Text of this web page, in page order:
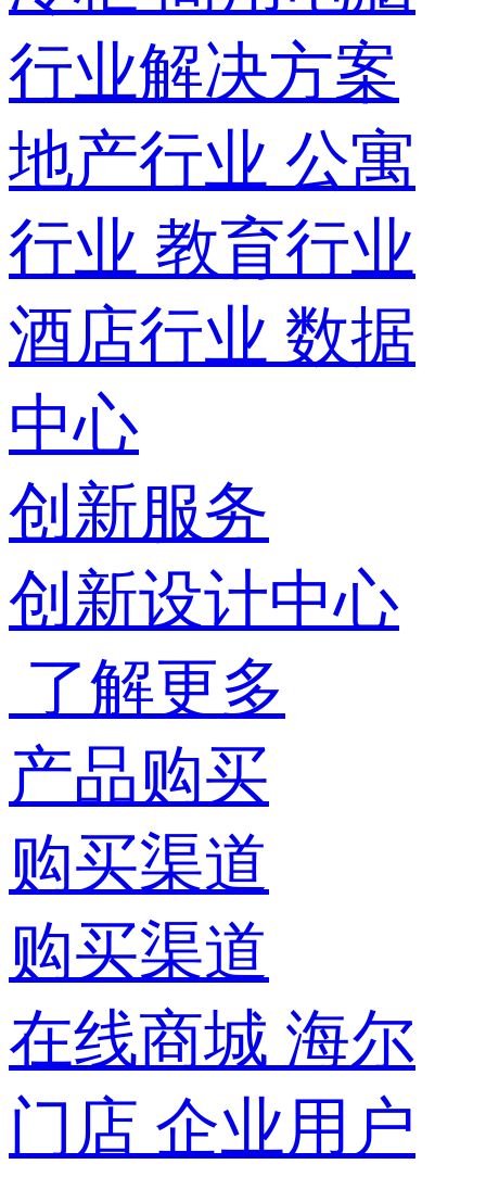
行业解决方案
地产行业 公寓
行业 教育行业
酒店行业 数据
中心
创新服务
创新设计中心
了解更多
产品购买
购买渠道
购买渠道
在线商城 海尔
门店 企业用户